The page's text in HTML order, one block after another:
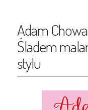
Adam
Śladem
stylu